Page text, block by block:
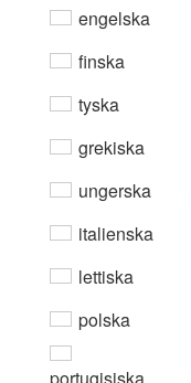
engelska
finska
tyska
grekiska
ungerska
italienska
lettiska
polska